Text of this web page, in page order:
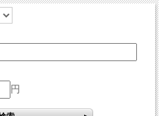
円